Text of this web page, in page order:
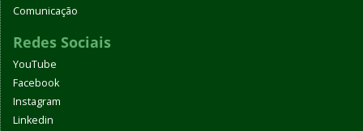
Comunicação
Redes Sociais
YouTube
Facebook
Instagram
Linkedin